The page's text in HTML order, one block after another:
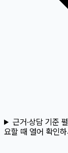
근거·상담 기준
요할 때 열어 확인